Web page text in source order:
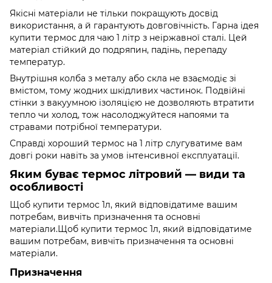
Якісні матеріали не тільки покращують досвід
використання, а й гарантують довговічність. Гарна ідея
купити термос для чаю 1 літр з неіржавної сталі. Цей
матеріал стійкий до подряпин, падінь, перепаду
температур.
Внутрішня колба з металу або скла не взаємодіє зі
вмістом, тому жодних шкідливих частинок. Подвійні
стінки з вакуумною ізоляцією не дозволяють втратити
тепло чи холод, тож насолоджуйтеся напоями та
стравами потрібної температури.
Справді хороший термос на 1 літр слугуватиме вам
довгі роки навіть за умов інтенсивної експлуатації.
Яким буває термос літровий — види та
особливості
Щоб купити термос 1л, який відповідатиме вашим
потребам, вивчіть призначення та основні
матеріали.Щоб купити термос 1л, який відповідатиме
вашим потребам, вивчіть призначення та основні
матеріали.
Призначення